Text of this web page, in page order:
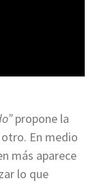
propone la
En medio
más aparece
lo que